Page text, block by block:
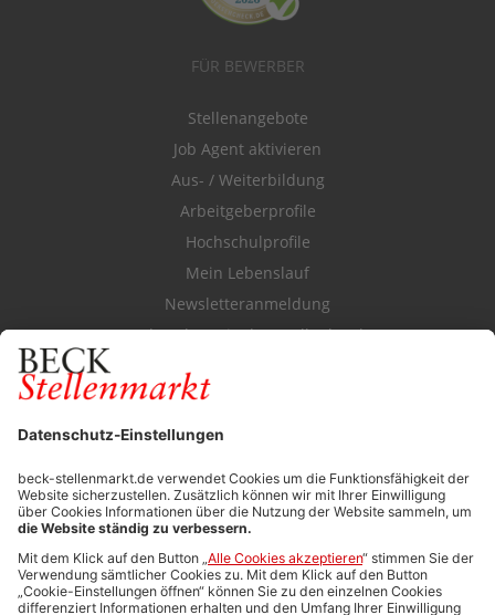
FÜR BEWERBER
Stellenangebote
Job Agent aktivieren
Aus- / Weiterbildung
Arbeitgeberprofile
Hochschulprofile
Mein Lebenslauf
Newsletteranmeldung
Durchsuchen Sie den Stellenkatalog
FÜR ARBEITGEBER
Stellenmarktpreise
Anzeigen-AGB
Media-Daten
Newsletteranmeldung
Produktübersicht